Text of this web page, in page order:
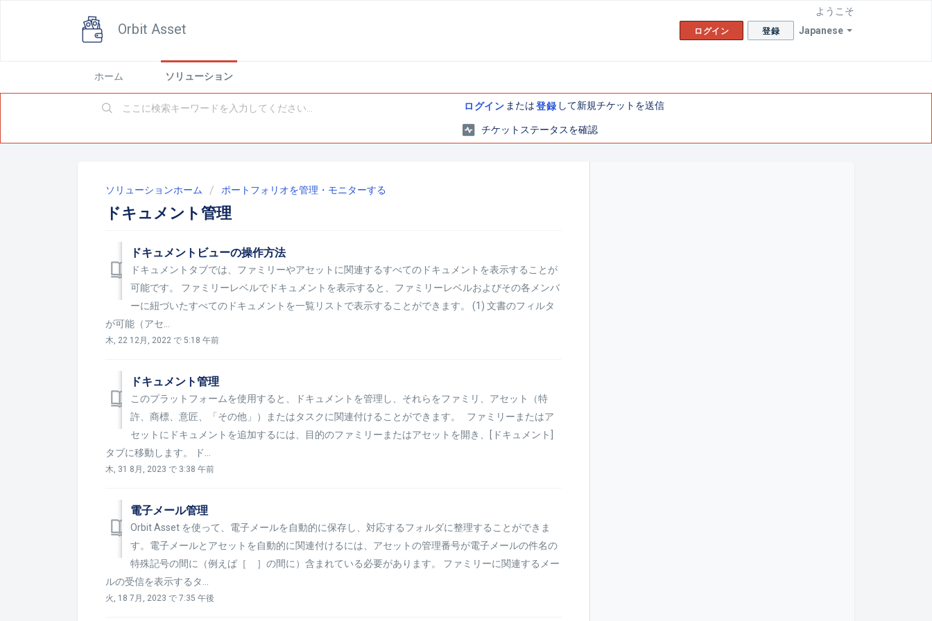
Orbit Asset Japanese
ようこそ
ログイン 登録
ホーム ソリューション
ログイン または登録 して新規チケットを送信
チケットステータスを確認
ソリューションホーム ポートフォリオを管理・モニターする
ドキュメント管理
ドキュメントビューの操作方法
ドキュメントタブでは、ファミリーやアセットに関連するすべてのドキュメントを表示することが
可能です。 ファミリーレベルでドキュメントを表示すると、ファミリーレベルおよびその各メンバ
ーに紐づいたすべてのドキュメントを一覧リストで表示することができます。 (1) 文書のフィルタ
が可能（アセ...
木, 22 12月, 2022 で 5:18 午前
ドキュメント管理
このプラットフォームを使用すると、ドキュメントを管理し、それらをファミリ、アセット（特
許、商標、意匠、「その他」）またはタスクに関連付けることができます。 ファミリーまたはア
セットにドキュメントを追加するには、目的のファミリーまたはアセットを開き、[ドキュメント]
タブに移動します。 ド...
木, 31 8月, 2023 で 3:38 午前
電子メール管理
Orbit Asset を使って、電子メールを自動的に保存し、対応するフォルダに整理することができま
す。電子メールとアセットを自動的に関連付けるには、アセットの管理番号が電子メールの件名の
特殊記号の間に（例えば［ ］の間に）含まれている必要があります。 ファミリーに関連するメー
ルの受信を表示するタ...
火, 18 7月, 2023 で 7:35 午後